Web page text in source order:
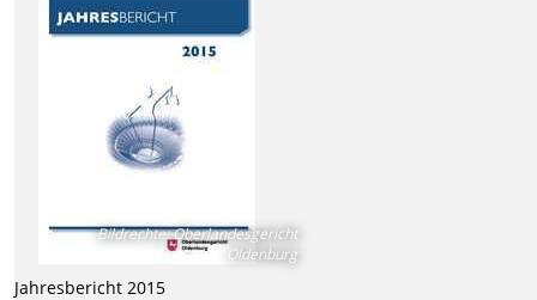
Bildrechte:Oberlandesgericht
Oldenburg
Jahresbericht 2015